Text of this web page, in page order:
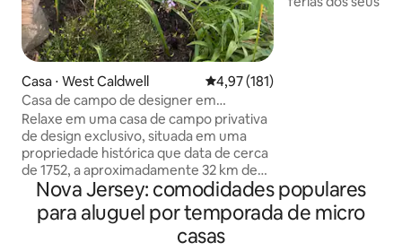
Casa ⋅ West Caldwell 4,97 de uma avaliação média de
4,97 (181)
Casa de campo de designer em
propriedade privativa + melhor avaliada
Relaxe em uma casa de campo privativa
de design exclusivo, situada em uma
propriedade histórica que data de cerca
de 1752, a aproximadamente 32 km de
Nova York. Este retiro aconchegante e
“favorito dos hóspedes” é ideal para
casais, viajantes de negócios, turistas,
famílias na região e estadias de trabalho
você pode
comodidades
para descansar
Nova Jersey: comodidades populares
para aluguel por temporada de micro
casas